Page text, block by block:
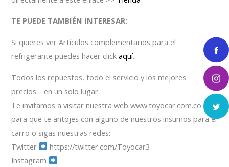
TE PUEDE TAMBIÉN INTERESAR:
Si quieres ver Artículos complementarios para el
refrigerante puedes hacer clickaquí.
Todos los repuestos, todo el servicio y los mejores
precios… en un solo lugar
Te invitamos a visitar nuestra web www.toyocar.com.co
para que te antojes con alguno de nuestros insumos para el
carro o sigas nuestras redes:
Twitter
https://twitter.com/Toyocar3
Instagram